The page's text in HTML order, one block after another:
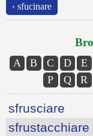
‹ sfucinare
A B C D E
P
Q R
sfrusciare
sfrustacchiare